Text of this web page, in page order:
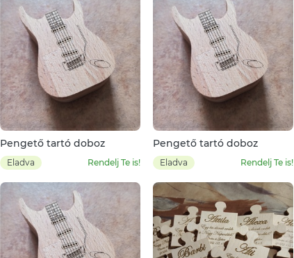
Pengető tartó doboz
Eladva Rendelj Te is!
Pengető tartó doboz
Eladva Rendelj Te is!